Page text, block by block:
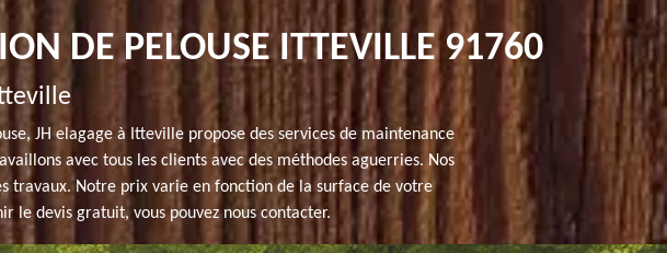
DE PELOUSE ITTEVILLE 91760
JH elagage à Itteville propose des services de maintenance
avec tous les clients avec des méthodes aguerries. Nos
travaux. Notre prix varie en fonction de la surface de votre
le devis gratuit, vous pouvez nous contacter.